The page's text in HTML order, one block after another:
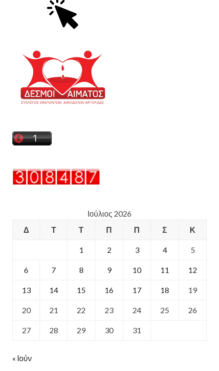
Ιούλιος 2026
Δ
Τ Τ Π Π Σ Κ
1 2 3 4 5
6 7 8 9 10 11 12
13 14 15 16 17 18 19
20 21 22 23 24 25 26
27 28 29 30 31
« Ιούν